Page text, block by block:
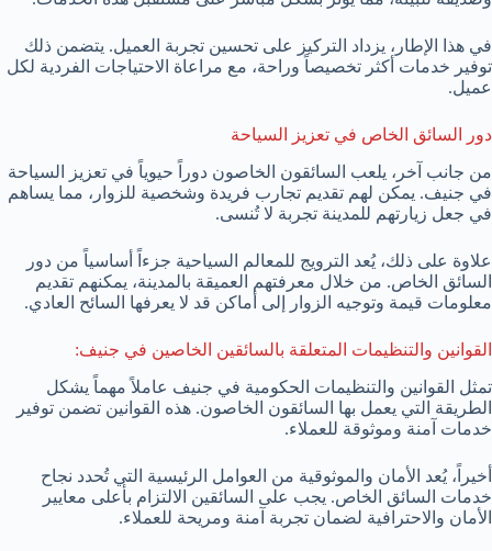
في هذا الإطار، يزداد التركيز على تحسين تجربة العميل. يتضمن ذلك
توفير خدمات أكثر تخصيصاً وراحة، مع مراعاة الاحتياجات الفردية لكل
عميل.
دور السائق الخاص في تعزيز السياحة
من جانب آخر، يلعب السائقون الخاصون دوراً حيوياً في تعزيز السياحة
في جنيف. يمكن لهم تقديم تجارب فريدة وشخصية للزوار، مما يساهم
في جعل زيارتهم للمدينة تجربة لا تُنسى.
علاوة على ذلك، يُعد الترويج للمعالم السياحية جزءاً أساسياً من دور
السائق الخاص. من خلال معرفتهم العميقة بالمدينة، يمكنهم تقديم
معلومات قيمة وتوجيه الزوار إلى أماكن قد لا يعرفها السائح العادي.
القوانين والتنظيمات المتعلقة بالسائقين الخاصين في جنيف:
تمثل القوانين والتنظيمات الحكومية في جنيف عاملاً مهماً يشكل
الطريقة التي يعمل بها السائقون الخاصون. هذه القوانين تضمن توفير
خدمات آمنة وموثوقة للعملاء.
أخيراً، يُعد الأمان والموثوقية من العوامل الرئيسية التي تُحدد نجاح
خدمات السائق الخاص. يجب على السائقين الالتزام بأعلى معايير
الأمان والاحترافية لضمان تجربة آمنة ومريحة للعملاء.